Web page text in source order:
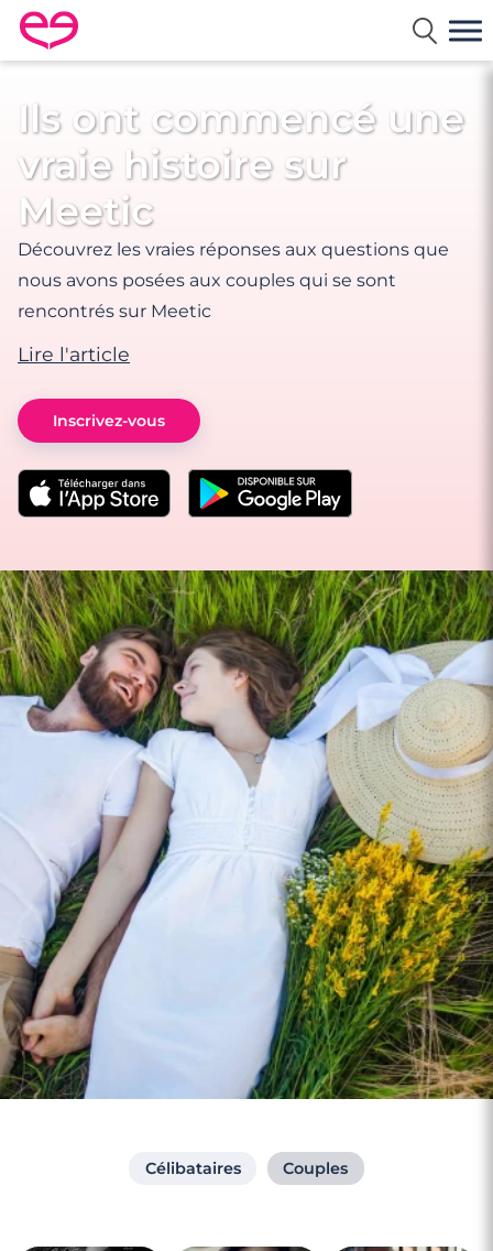
Rencontre en France avec Meetic
Ils ont commencé une
vraie histoire sur
Meetic
Découvrez les vraies réponses aux questions que
nous avons posées aux couples qui se sont
rencontrés sur Meetic
Lire l'article
Inscrivez-vous
Célibataires Couples